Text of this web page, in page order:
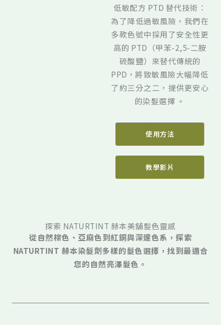
低敏配方 PTD 替代技術：
為了降低過敏風險，我們在
多款色號中採用了安全性更
高的 PTD（甲苯-2,5-二胺
硫酸鹽）來替代傳統的
PPD，將致敏風險大幅降低
了約三分之二，提供更安心
的染髮選擇 。
使用方法
教學影片
探索 NATURTINT 赫本美舖髮色靈感
從自然棕色、亞麻色到紅銅與深邃色系，探索
NATURTINT 赫本染髮劑多樣的髮色選擇，找到最適合
您的自然亮澤髮色。